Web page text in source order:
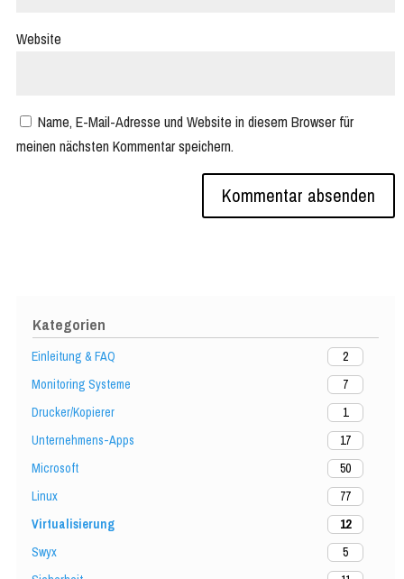
Kategorien
Einleitung & FAQ
2
Monitoring Systeme
7
Drucker/Kopierer
1
Unternehmens-Apps
17
Microsoft
50
Linux
77
Virtualisierung
12
Swyx
5
Website
Name, E-Mail-Adresse und Website in diesem Browser für
meinen nächsten Kommentar speichern.